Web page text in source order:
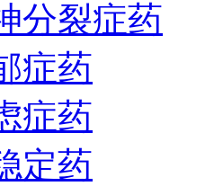
分裂症药
症药
症药
定药